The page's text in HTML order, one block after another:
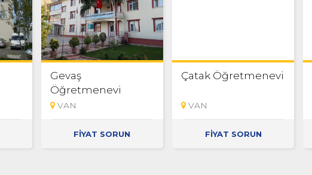
Gevaş
Öğretmenevi
VAN
FİYAT SORUN
Çatak Öğretmenevi
VAN
FİYAT SORUN